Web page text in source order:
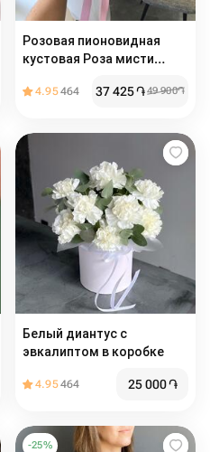
Розовая пионовидная
кустовая Роза мисти
диантусом и эвкалиптом
4.95464 37 425֏49 900֏
Белый диантус с
эвкалиптом в коробке
4.95464 25 000֏
-25%